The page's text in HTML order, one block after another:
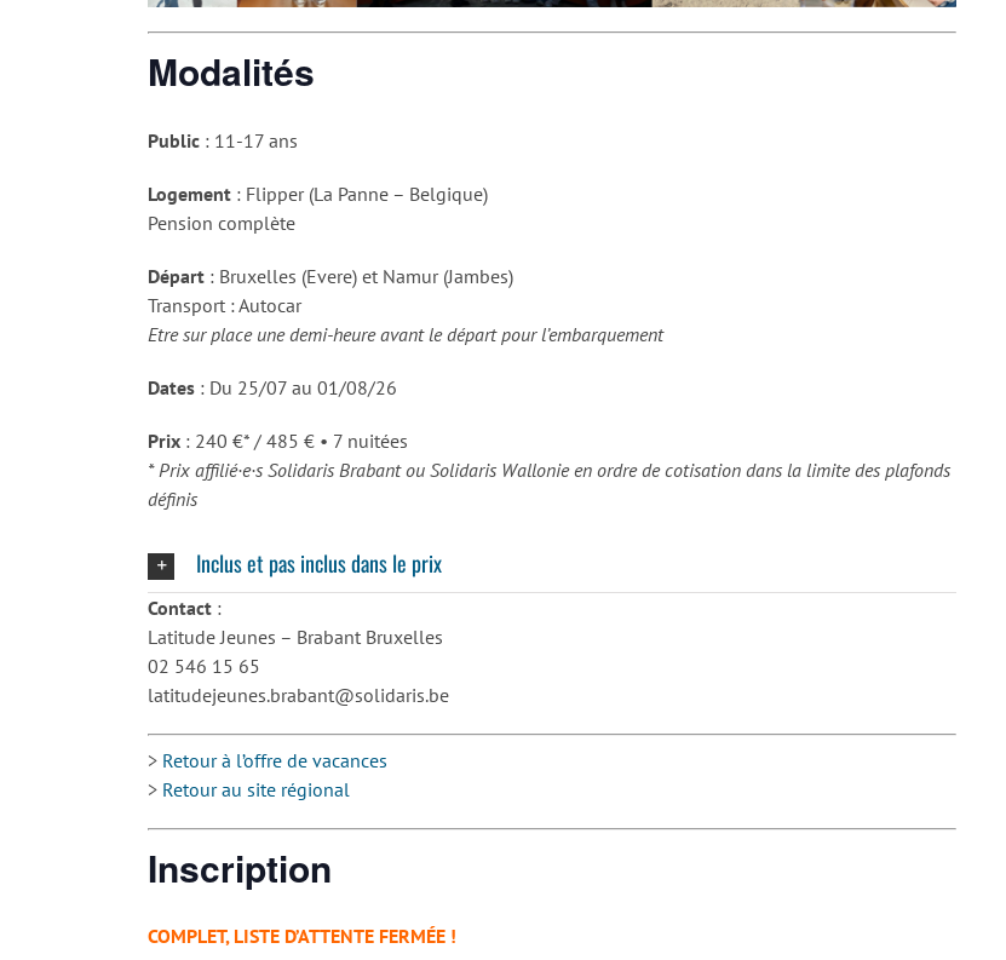
Modalités
Public : 11-17 ans
Logement : Flipper (La Panne – Belgique)
Pension complète
Départ : Bruxelles (Evere) et Namur (Jambes)
Transport : Autocar
Etre sur place une demi-heure avant le départ pour l’embarquement
Dates : Du 25/07 au 01/08/26
Prix : 240 €* / 485 € • 7 nuitées
* Prix affilié·e·s Solidaris Brabant ou Solidaris Wallonie en ordre de cotisation dans la limite des plafonds
définis
Inclus et pas inclus dans le prix
Contact :
Latitude Jeunes – Brabant Bruxelles
02 546 15 65
latitudejeunes.brabant@solidaris.be
> Retour à l’offre de vacances
> Retour au site régional
Inscription
COMPLET, LISTE D’ATTENTE FERMÉE !